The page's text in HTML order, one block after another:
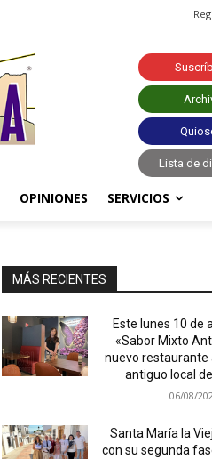
Lista de
OPINIONES SERVICIOS
MÁS RECIENTES
Este lunes 10 de
«Sabor Mixto
nuevo restaurante
antiguo local
06/08/
Santa María la
con su segunda